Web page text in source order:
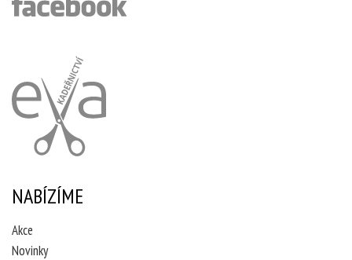
NABÍZÍME
Akce
Novinky